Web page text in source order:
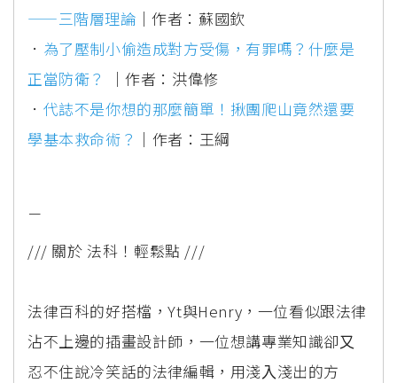
——三階層理論 ｜作者：蘇國欽
． 為了壓制小偷造成對方受傷，有罪嗎？什麼是
正當防衛？
｜作者：洪偉修
． 代誌不是你想的那麼簡單！揪團爬山竟然還要
學基本救命術？ ｜作者：王綱
－
/// 關於 法科！輕鬆點 ///
法律百科的好搭檔，Yt與Henry，⼀位看似跟法律
沾不上邊的插畫設計師，⼀位想講專業知識卻⼜
忍不住說冷笑話的法律編輯，⽤淺⼊淺出的⽅